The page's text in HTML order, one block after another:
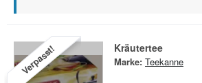
Verpasst! Kräutertee
Marke: Teekanne